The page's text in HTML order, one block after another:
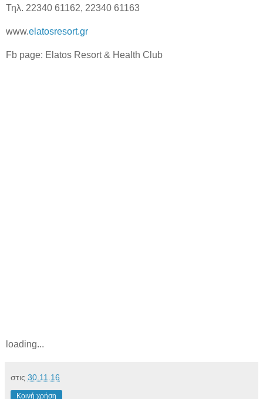
Τηλ. 22340 61162, 22340 61163
www.elatosresort.gr
Fb page: Elatos Resort & Health Club
loading...
στις 30.11.16
Κοινή χρήση